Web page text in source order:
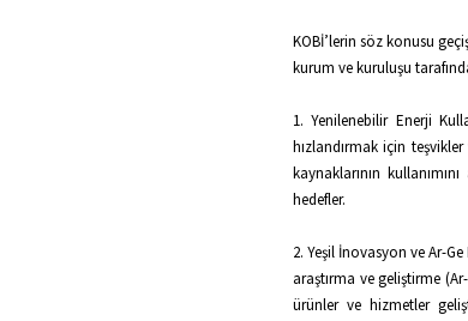
KOBİ’lerin söz konusu
kurum ve kuruluşu
1. Yenilenebilir Enerji
hızlandırmak için
kaynaklarının
hedefler.
2. Yeşil İnovasyon ve Ar-
araştırma ve geliştirme
ürünler ve hizmetler